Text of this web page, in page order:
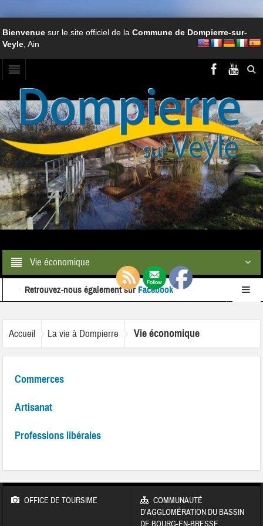
Bienvenuesur le site officiel de laCommune de Dompierre-sur-
Veyle , Ain
Vie économique
Retrouvez-nous également surFacebook
vous à notre newsletter
Accueil La vie à Dompierre Vie économique
Commerces
Artisanat
Professions libérales
OFFICE DE TOURSIME
COMMUNAUTÉ
D’AGGLOMÉRATION DU BASSIN